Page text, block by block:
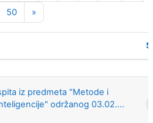
50Page 50
»
iz predmeta "Metode i
održanog 03.02....